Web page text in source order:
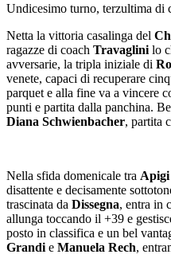
Undicesimo turno, terzultima di
Netta la vittoria casalinga del
ragazze di coach Travaglini lo
avversarie, la tripla iniziale di
venete, capaci di recuperare
parquet e alla fine va a vincere
punti e partita dalla panchina.
Diana Schwienbacher, partita
Nella sfida domenicale tra
disattente e decisamente
trascinata da Dissegna, entra in
allunga toccando il +39 e
posto in classifica e un bel
Grandi e Manuela Rech,